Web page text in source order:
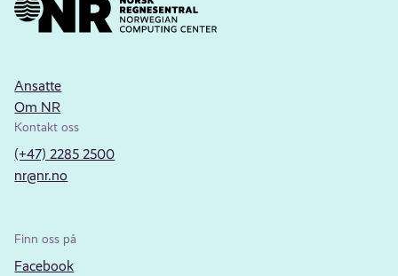
Ansatte
Om NR
Kontakt oss
(+47) 2285 2500
nr@nr.no
Finn oss på
Facebook